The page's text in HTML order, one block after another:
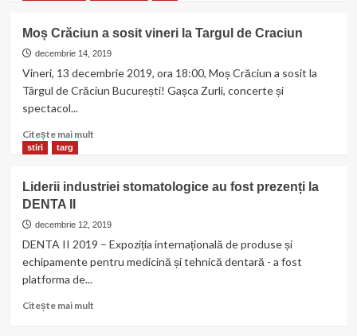
ROMEXPO
a
dat
pregătirilor
Moș Crăciun a sosit vineri la Targul de Craciun
decembrie 14, 2019
Vineri, 13 decembrie 2019, ora 18:00, Moș Crăciun a sosit la
Târgul de Crăciun București! Gașca Zurli, concerte și
spectacol...
Citește mai multCitește
Moș
a
vineri
la
Craciun
stiri targ
Liderii industriei stomatologice au fost prezenți la
DENTA II
decembrie 12, 2019
DENTA II 2019 – Expoziția internațională de produse și
echipamente pentru medicină și tehnică dentară - a fost
platforma de...
Citește mai multCitește